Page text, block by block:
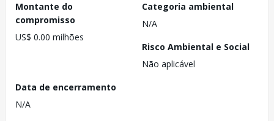
Montante do
compromisso
US$ 0.00 milhões
Categoria ambiental
N/A
Risco Ambiental e Social
Não aplicável
Data de encerramento
N/A